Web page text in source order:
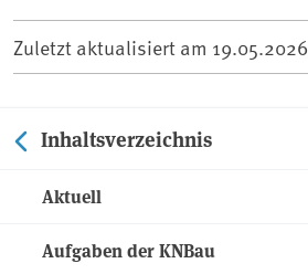
Zuletzt aktualisiert am 19.05.2026
Inhaltsverzeichnis
Aktuell
Aufgaben der KNBau